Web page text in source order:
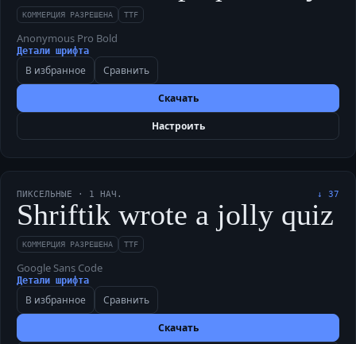
КОММЕРЦИЯ РАЗРЕШЕНА TTF
Anonymous Pro Bold
Детали шрифта
В избранное Сравнить
Скачать
Настроить
ПИКСЕЛЬНЫЕ · 1 НАЧ. ↓ 37
Shriftik wrote a jolly quiz
КОММЕРЦИЯ РАЗРЕШЕНА TTF
Google Sans Code
Детали шрифта
В избранное Сравнить
Скачать